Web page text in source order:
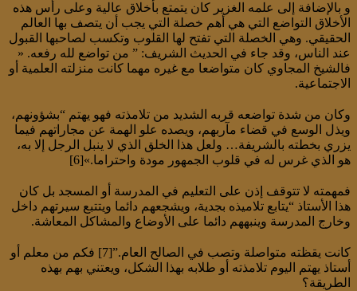
و بالإضافة إلى علمه الغزير كان يتمتع بأخلاق عالية وعلى رأس هذه
الأخلاق التواضع التي هي أهم خصلة التي يجب أن يتصف بها العالم
الحقيقي. وهي الخصلة التي تفتح لها القلوب وتكسب لصاحبها القبول
عند الناس، وقد جاء في الحديث الشريف: ” من تواضع لله رفعه. «
فالشيخ المجاوي كان متواضعا مع غيره مهما كانت منزلته العلمية أو
الاجتماعية.
وكان من شدة تواضعه قربه الشديد من تلامذته فهو يهتم “بشؤونهم،
ويذل الوسع في قضاء مآربهم، ويصده علو الهمة عن مجاراتهم فيما
يزري بخطته بالشريفة… ولعل هذا الخلق الذي لا ينبل الرجل إلا به،
هو الذي غرس له في قلوب الجمهور مودة واحتراما.»[6]
فمهمته لا تتوقف إذن على التعليم في المدرسة أو المسجد بل كان
هذا الأستاذ “يتابع تلاميذه بجدية، ويشجعهم دائما ويتتبع سيرتهم داخل
وخارج المدرسة وينبههم دائما على الأوضاع والمشاكل المعاشة.
كانت يقظته متواصلة وتصب في الصالح العام.”[7] فكم من معلم أو
أستاذ يهتم اليوم تلامذته أو طلابه بهذا الشكل، ويعتني بهم بهذه
الطريقة؟